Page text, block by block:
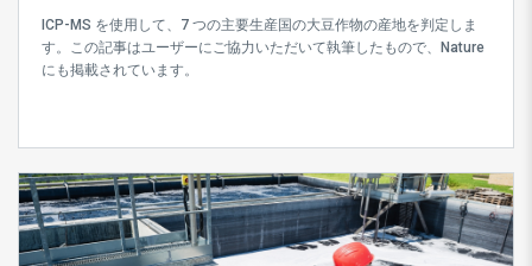
ICP-MS を使用して、7 つの主要生産国の大豆作物の産地を判定しま
す。この記事はユーザーにご協力いただいて執筆したもので、Nature
にも掲載されています。